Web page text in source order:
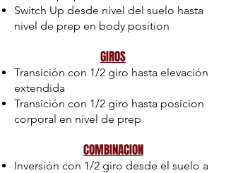
Switch Up desde nivel del suelo hasta
nivel de prep en body position
GIROS
Transición con 1/2 giro hasta elevación
extendida
Transición con 1/2 giro hasta posicion
corporal en nivel de prep
COMBINACION
Inversión con 1/2 giro desde el suelo a